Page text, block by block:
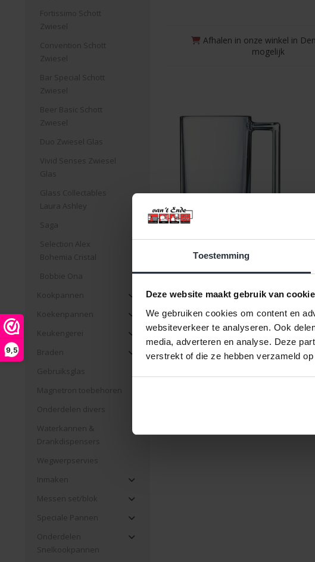
Toestemming
Deze website maakt gebruik van
We gebruiken cookies om content en
websiteverkeer te analyseren. Ook
media, adverteren en analyse. Deze
verstrekt of die ze hebben verzameld
9,5
Fortissimo Schott
Zwiesel
Convention Schott
Zwiesel
Bar Special Schott
Zwiesel
Beer Basic Schott
Zwiesel
Duo Zwiesel Glas
Vivid Senses Zwiesel
Glas
Glass Collectables
Laura Ashley
Saga
Selection Alex
Bohemia Cristal
Bobbie Ona
Kookpannen
Koekenpannen
Keukengerei
Braden
Gebruiksglas
Magnetron toebehoren
Onderdelen divers
Waterkannen &
Drankdispensers
Wegwerpservies
Inmaken
Messen set/blok
Speciale Pannen
Onderdelen
Snelkookpannen
Afhalen in onze winkel in
mogelijk
Glas met oor A La Bonne Heure
€2,59 Incl. btw
€2,14 Excl. btw
Beschikbaar